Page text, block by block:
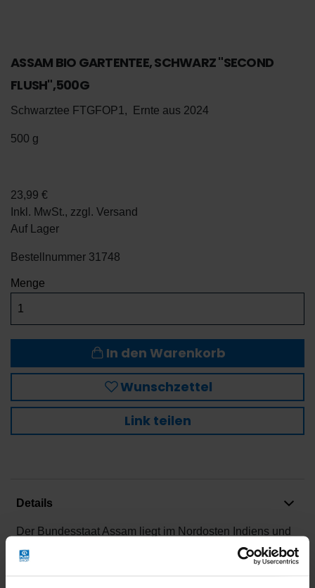
ASSAM BIO GARTENTEE, SCHWARZ "SECOND
FLUSH",500G
Schwarztee FTGFOP1, Ernte aus 2024
500 g
23,99 €
Inkl. MwSt., zzgl. Versand
Auf Lager
Bestellnummer 31748
Menge
In den Warenkorb
Wunschzettel
Link teilen
Details
Der Bundesstaat Assam liegt im Nordosten Indiens und
seine berühmten Teeanbaugebiete befinden sich im
Tiefland, im Tal des mächtigen Brahmaputra-Flusses.